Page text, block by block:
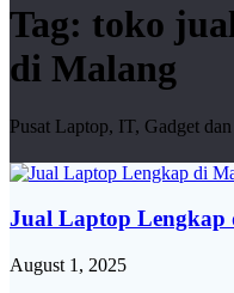
Tag: toko
di Malang
Pusat Laptop, IT, Gadget
Jual Laptop
August 1, 2025